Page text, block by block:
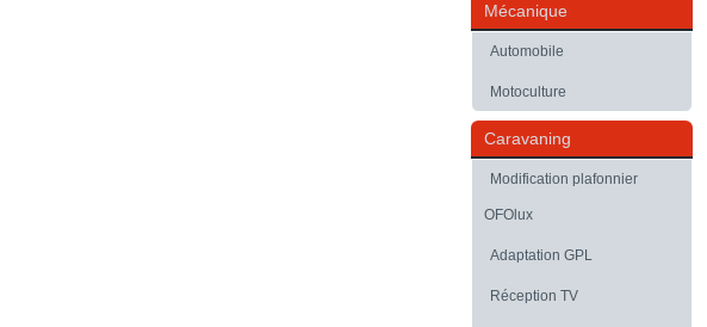
Mécanique
Automobile
Motoculture
Caravaning
Modification plafonnier
OFOlux
Adaptation GPL
Réception TV